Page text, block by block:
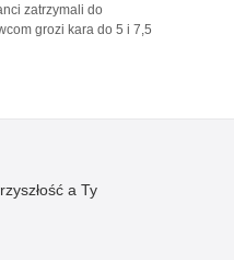
zatrzymali do
grozi kara do 5 i 7,5
a Ty